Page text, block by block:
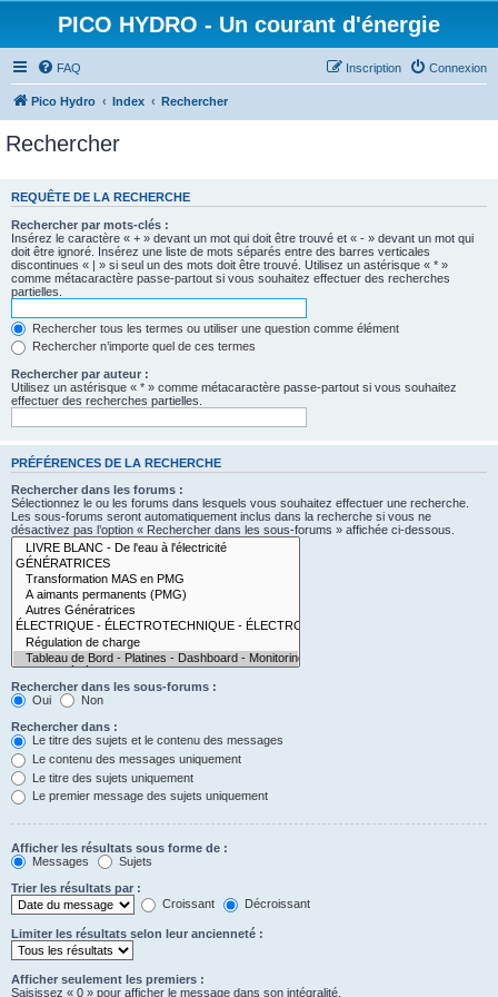
PICO HYDRO - Un courant d'énergie
FAQ Connexion
Inscription
Pico Hydro Index Rechercher
Rechercher
REQUÊTE DE LA RECHERCHE
Rechercher par mots-clés :
Insérez le caractère « + » devant un mot qui doit être trouvé et « - » devant un mot qui
doit être ignoré. Insérez une liste de mots séparés entre des barres verticales
discontinues « | » si seul un des mots doit être trouvé. Utilisez un astérisque « * »
comme métacaractère passe-partout si vous souhaitez effectuer des recherches
partielles.
Rechercher tous les termes ou utiliser une question comme élément
Rechercher n’importe quel de ces termes
Rechercher par auteur :
Utilisez un astérisque « * » comme métacaractère passe-partout si vous souhaitez
effectuer des recherches partielles.
PRÉFÉRENCES DE LA RECHERCHE
Rechercher dans les forums :
Sélectionnez le ou les forums dans lesquels vous souhaitez effectuer une recherche.
Les sous-forums seront automatiquement inclus dans la recherche si vous ne
désactivez pas l’option « Rechercher dans les sous-forums » affichée ci-dessous.
Rechercher dans les sous-forums :
Oui
Non
Rechercher dans :
Le titre des sujets et le contenu des messages
Le contenu des messages uniquement
Le titre des sujets uniquement
Le premier message des sujets uniquement
Afficher les résultats sous forme de :
Messages
Sujets
Trier les résultats par :
Croissant
Décroissant
Limiter les résultats selon leur ancienneté :
Afficher seulement les premiers :
Saisissez « 0 » pour afficher le message dans son intégralité.